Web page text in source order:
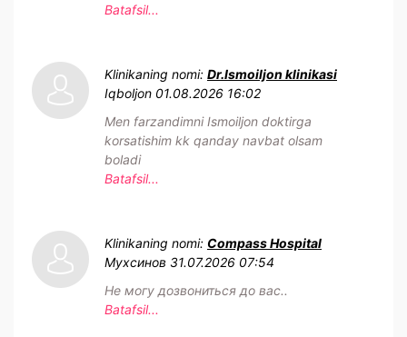
Batafsil...
Klinikaning nomi: Dr.Ismoiljon klinikasi
Iqboljon 01.08.2026 16:02
Men farzandimni Ismoiljon doktirga
korsatishim kk qanday navbat olsam
boladi
Batafsil...
Klinikaning nomi: Compass Hospital
Мухсинов 31.07.2026 07:54
Не могу дозвониться до вас..
Batafsil...